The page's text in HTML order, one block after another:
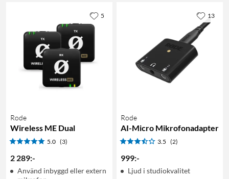
Rode
Wireless ME Dual
5.0 (3)
2 289:-
Använd inbyggd eller extern
5
Rode
AI-Micro Mikrofonadapter
3.5 (2)
999:-
Ljud i studiokvalitet
13